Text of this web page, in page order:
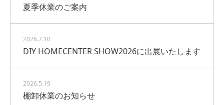
夏季休業のご案内
2026.7.10
DIY HOMECENTER SHOW2026に出展いたします
2026.5.19
棚卸休業のお知らせ